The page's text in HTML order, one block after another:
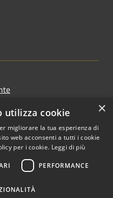
Copyright © 2026 • Comune di
×
utilizza cookie
migliorare la tua esperienza di
web acconsenti a tutti i cookie
per i cookie. Leggi di più
PERFORMANCE